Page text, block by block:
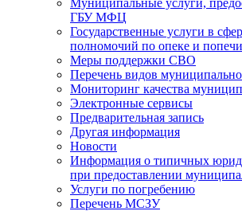
ГБУ МФЦ
Государственные услуги в
полномочий по опеке и
Меры поддержки СВО
Перечень видов
Мониторинг качества
Электронные сервисы
Предварительная запись
Другая информация
Новости
Информация о типичных
при предоставлении
Услуги по погребению
Перечень МСЗУ